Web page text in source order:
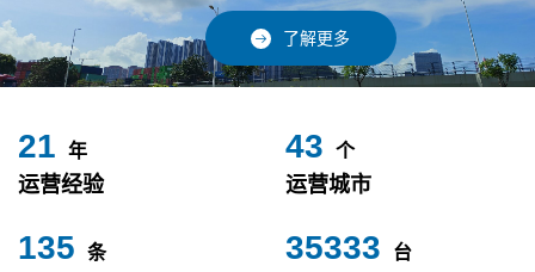
了解更多
24 年
运营经验
49 个
运营城市
153 条 40000 台